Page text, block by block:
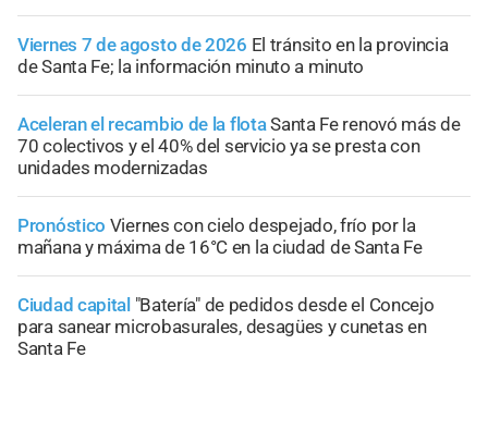
Viernes 7 de agosto de 2026 El tránsito en la provincia
de Santa Fe; la información minuto a minuto
Aceleran el recambio de la flotaSanta Fe renovó más de
70 colectivos y el 40% del servicio ya se presta con
unidades modernizadas
Pronóstico Viernes con cielo despejado, frío por la
mañana y máxima de 16°C en la ciudad de Santa Fe
Ciudad capital "Batería" de pedidos desde el Concejo
para sanear microbasurales, desagües y cunetas en
Santa Fe